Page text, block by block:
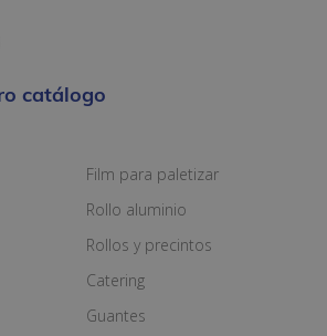
catálogo
Film para paletizar
Rollo aluminio
Rollos y precintos
Catering
Guantes